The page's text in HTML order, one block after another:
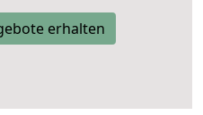
erhalten